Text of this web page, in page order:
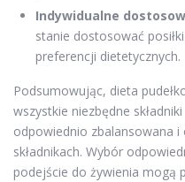
Indywidualne
stanie dostosować
preferencji dietetycznych.
Podsumowując, dieta
wszystkie niezbędne
odpowiednio zbalansowana
składnikach. Wybór
podejście do żywienia mogą